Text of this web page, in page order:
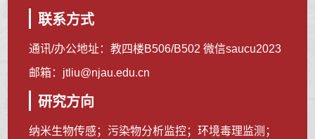
联系方式
通讯/办公地址：教四楼B506/B502 微信saucu2023
邮箱： jtliu@njau.edu.cn
研究方向
纳米生物传感；污染物分析监控；环境毒理监测；